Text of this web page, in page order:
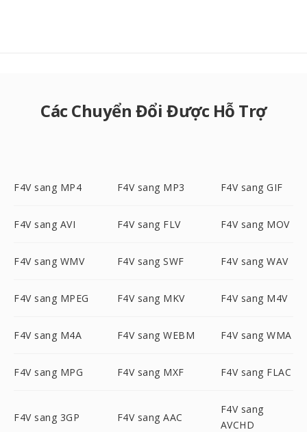
Các Chuyển Đổi Được Hỗ Trợ
F4V sang MP4 F4V sang MP3 F4V sang GIF
F4V sang AVI F4V sang FLV F4V sang MOV
F4V sang WMV F4V sang SWF F4V sang WAV
F4V sang MPEG F4V sang MKV F4V sang M4V
F4V sang M4A F4V sang WEBM F4V sang WMA
F4V sang MPG F4V sang MXF F4V sang FLAC
F4V sang 3GP F4V sang AAC
F4V sang
AVCHD